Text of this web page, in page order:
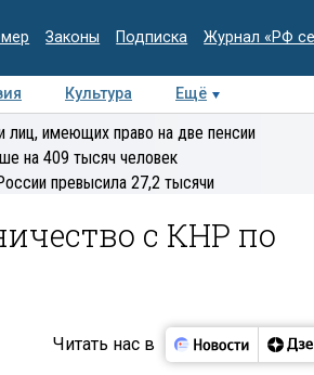
Законы Подписка Журнал «РФ
Культура
Ещё
Интервью Колумнисты
лиц, имеющих право на две пенсии
на 409 тысяч человек
превысила 27,2 тысячи
с КНР по
Читать нас в